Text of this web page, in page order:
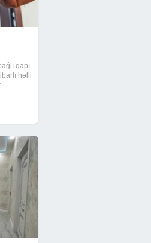
qapı
həlli